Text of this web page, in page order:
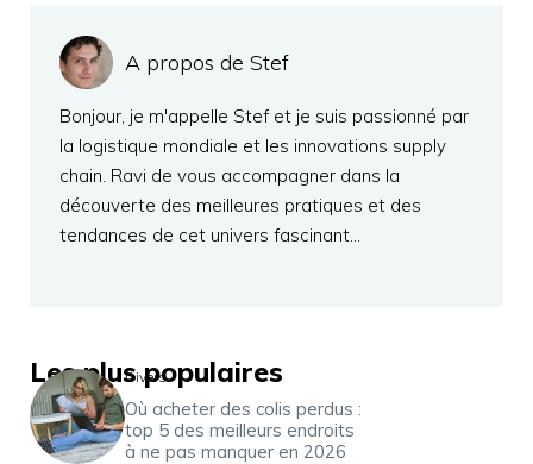
A propos de Stef
Bonjour, je m'appelle Stef et je suis passionné par
la logistique mondiale et les innovations supply
chain. Ravi de vous accompagner dans la
découverte des meilleures pratiques et des
tendances de cet univers fascinant…
Les plus populaires
Divers
Où acheter des colis perdus :
top 5 des meilleurs endroits
à ne pas manquer en 2026